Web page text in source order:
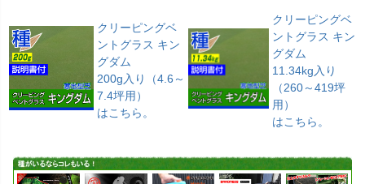
クリーピングベ
ントグラス キン
グダム
200g入り（4.6～
7.4坪用）
はこちら。
クリーピングベ
ントグラス キン
グダム
11.34kg入り
（260～419坪
用）
はこちら。